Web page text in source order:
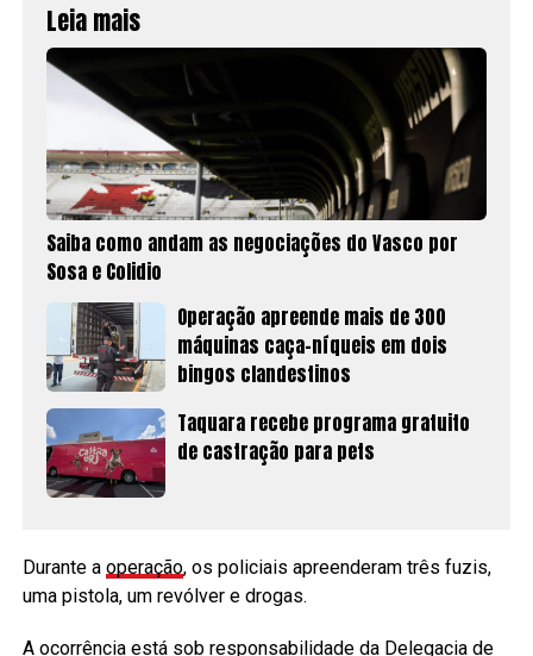
Leia mais
Saiba como andam as negociações do Vasco por
Sosa e Colidio
Operação apreende mais de 300
máquinas caça-níqueis em dois
bingos clandestinos
Taquara recebe programa gratuito
de castração para pets
Durante a operação, os policiais apreenderam três fuzis,
uma pistola, um revólver e drogas.
A ocorrência está sob responsabilidade da Delegacia de